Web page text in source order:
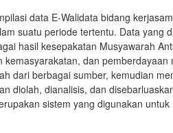
data E-Walidata bidang
suatu periode tertentu. Data yang
hasil kesepakatan Musyawarah
dan
dari berbagai sumber, kemudian
diolah, dianalisis, dan
sistem yang digunakan